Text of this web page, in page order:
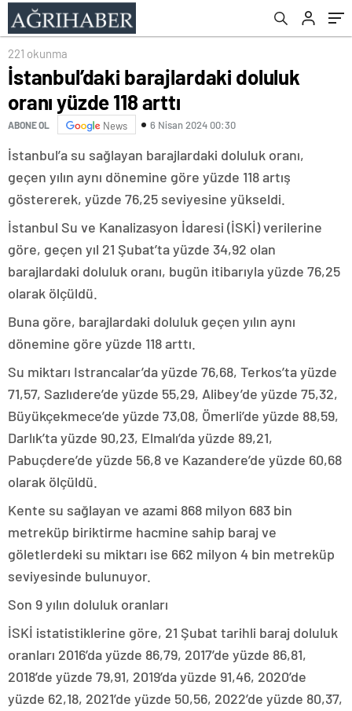
221 okunma
İstanbul’daki barajlardaki doluluk
oranı yüzde 118 arttı
ABONE OL News 6 Nisan 2024 00:30
İstanbul’a su sağlayan barajlardaki doluluk oranı,
geçen yılın aynı dönemine göre yüzde 118 artış
göstererek, yüzde 76,25 seviyesine yükseldi.
İstanbul Su ve Kanalizasyon İdaresi (İSKİ) verilerine
göre, geçen yıl 21 Şubat’ta yüzde 34,92 olan
barajlardaki doluluk oranı, bugün itibarıyla yüzde 76,25
olarak ölçüldü.
Buna göre, barajlardaki doluluk geçen yılın aynı
dönemine göre yüzde 118 arttı.
Su miktarı Istrancalar’da yüzde 76,68, Terkos’ta yüzde
71,57, Sazlıdere’de yüzde 55,29, Alibey’de yüzde 75,32,
Büyükçekmece’de yüzde 73,08, Ömerli’de yüzde 88,59,
Darlık’ta yüzde 90,23, Elmalı’da yüzde 89,21,
Pabuçdere’de yüzde 56,8 ve Kazandere’de yüzde 60,68
olarak ölçüldü.
Kente su sağlayan ve azami 868 milyon 683 bin
metreküp biriktirme hacmine sahip baraj ve
göletlerdeki su miktarı ise 662 milyon 4 bin metreküp
seviyesinde bulunuyor.
Son 9 yılın doluluk oranları
İSKİ istatistiklerine göre, 21 Şubat tarihli baraj doluluk
oranları 2016’da yüzde 86,79, 2017’de yüzde 86,81,
2018’de yüzde 79,91, 2019’da yüzde 91,46, 2020’de
yüzde 62,18, 2021’de yüzde 50,56, 2022’de yüzde 80,37,